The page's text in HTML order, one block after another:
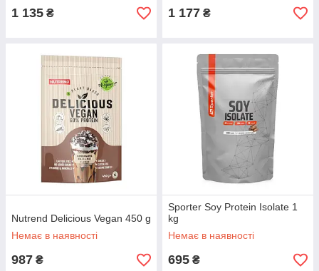
1 135 ₴ 1 177 ₴
Nutrend Delicious Vegan 450 g
Немає в наявності
987 ₴
Sporter Soy Protein Isolate 1
kg
Немає в наявності
695 ₴